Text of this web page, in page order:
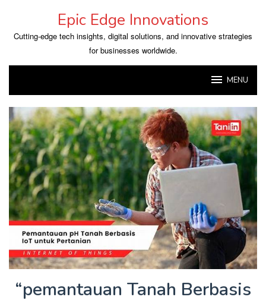
content
Epic Edge Innovations
Cutting-edge tech insights, digital solutions, and innovative strategies
for businesses worldwide.
MENU
“pemantauan Tanah Berbasis